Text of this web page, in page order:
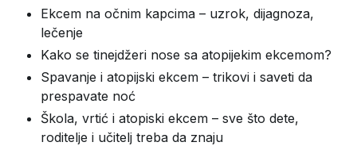
Ekcem na očnim kapcima – uzrok, dijagnoza,
lečenje
Kako se tinejdžeri nose sa atopijekim ekcemom?
Spavanje i atopijski ekcem – trikovi i saveti da
prespavate noć
Škola, vrtić i atopiski ekcem – sve što dete,
roditelje i učitelj treba da znaju